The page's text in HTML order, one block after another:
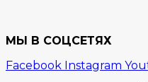
МЫ В СОЦСЕТЯХ
Facebook Instagram